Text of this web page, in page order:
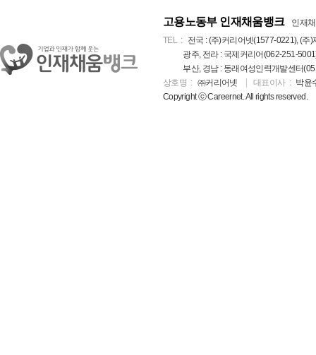
고용노동부 인재채움뱅크
인재
TEL
전국 : (주)커리어넷(1577-0221), (
광주, 전라 : 국제커리어(062-251-
부산, 경남 : 동래여성인력개발센터
상호명
㈜커리어넷 대표이사
박윤
Copyright ⓒ Careernet. All rights reserved.